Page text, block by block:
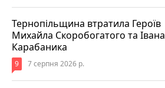
Тернопільщина втратила Героїв
Михайла Скоробогатого та Івана
Карабаника
9 7 серпня 2026 р.